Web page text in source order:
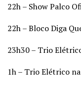
22h – Show Palco
22h – Bloco Diga
23h30 – Trio
1h – Trio Elétrico